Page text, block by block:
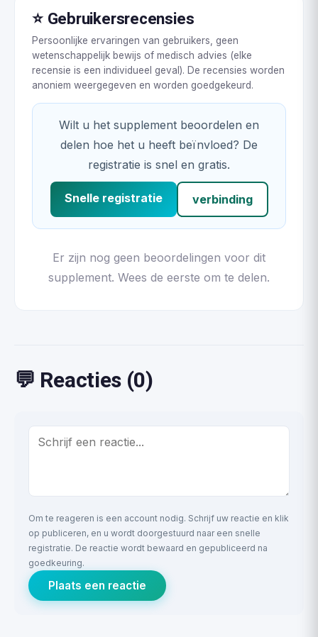
⭐ Gebruikersrecensies
Persoonlijke ervaringen van gebruikers, geen
wetenschappelijk bewijs of medisch advies (elke
recensie is een individueel geval). De recensies worden
anoniem weergegeven en worden goedgekeurd.
Wilt u het supplement beoordelen en
delen hoe het u heeft beïnvloed? De
registratie is snel en gratis.
Snelle registratie verbinding
Er zijn nog geen beoordelingen voor dit
supplement. Wees de eerste om te delen.
💬 Reacties (0)
Om te reageren is een account nodig. Schrijf uw reactie en klik
op publiceren, en u wordt doorgestuurd naar een snelle
registratie. De reactie wordt bewaard en gepubliceerd na
goedkeuring.
Plaats een reactie